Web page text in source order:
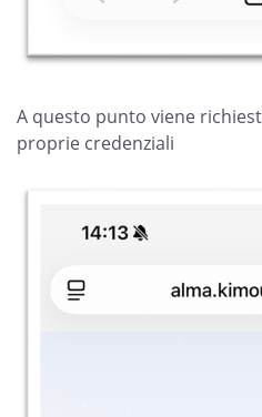
A questo punto viene
proprie credenziali